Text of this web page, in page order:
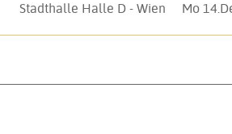
Stadthalle Halle D - Wien Mo